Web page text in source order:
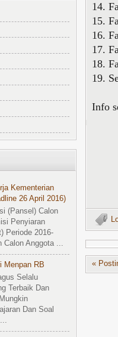
14.
15.
16.
17.
18.
19.
Info
«
Kementerian
26 April 2016)
(Pansel) Calon
Penyiaran
Periode 2016-
Calon Anggota ...
Menpan RB
Selalu
Terbaik Dan
Dan Soal